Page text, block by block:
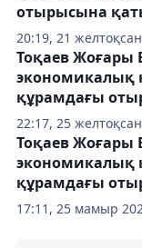
20:19, 21
отырысына
22:17, 25
Тоқаев Жоғары
экономикалық
құрамдағы
17:11, 25 мамыр
Тоқаев Жоғары
экономикалық
құрамдағы